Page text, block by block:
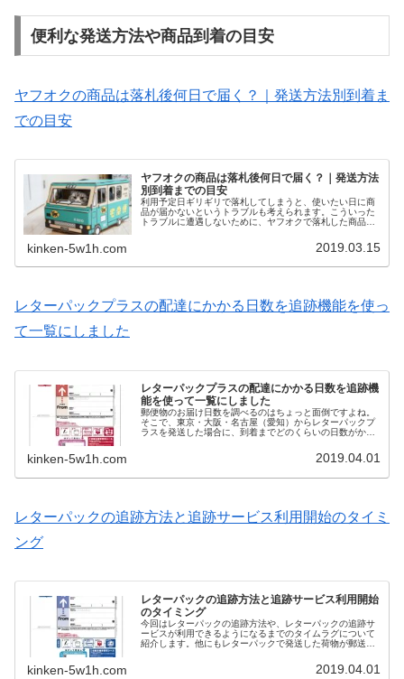
便利な発送方法や商品到着の目安
ヤフオクの商品は落札後何日で届く？｜発送方法別到着ま
での目安
ヤフオクの商品は落札後何日で届く？｜発送方法
別到着までの目安
利用予定日ギリギリで落札してしまうと、使いたい日に商
品が届かないというトラブルも考えられます。こういった
トラブルに遭遇しないために、ヤフオクで落札した商品が
さそうです。今回はヤフオクの商品は落札後何日で届くの
か、発送方法別に到着までの目安について紹介します。
kinken-5w1h.com 2019.03.15
レターパックプラスの配達にかかる日数を追跡機能を使っ
て一覧にしました
レターパックプラスの配達にかかる日数を追跡機
能を使って一覧にしました
郵便物のお届け日数を調べるのはちょっと面倒ですよね。
そこで、東京・大阪・名古屋（愛知）からレターパックプ
ラスを発送した場合に、到着までどのくらいの日数がかか
達郵便やレターパックライトの配達日数の目安としても利
kinken-5w1h.com 2019.04.01
レターパックの追跡方法と追跡サービス利用開始のタイミ
ング
レターパックの追跡方法と追跡サービス利用開始
のタイミング
今回はレターパックの追跡方法や、レターパックの追跡サ
ービスが利用できるようになるまでのタイムラグについて
紹介します。他にもレターパックで発送した荷物が郵送事
ーパックはライト・プラス両方とも同じ方法で追跡調査が
kinken-5w1h.com 2019.04.01